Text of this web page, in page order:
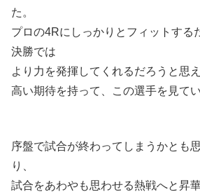
た。
プロの4Rにしっかりとフィットする
決勝では
より力を発揮してくれるだろうと思え
高い期待を持って、この選手を見て
序盤で試合が終わってしまうかとも
り、
試合をあわやも思わせる熱戦へと昇